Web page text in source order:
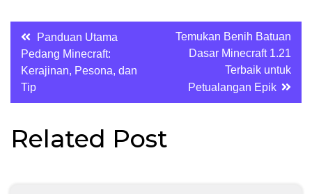
Post
navigation
Panduan Utama
Pedang Minecraft:
Kerajinan, Pesona, dan
Tip
Temukan Benih Batuan
Dasar Minecraft 1.21
Terbaik untuk
Petualangan Epik
Related Post